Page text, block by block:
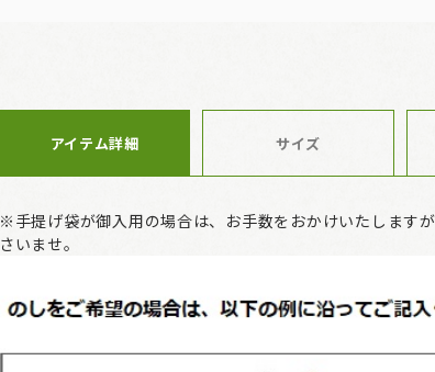
アイテム詳細 サイズ
※手提げ袋が御入用の場合は、お手数をおかけいたします
さいませ。